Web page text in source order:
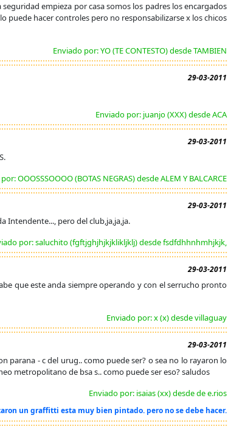
empieza por casa somos los padres los encargados
puede hacer controles pero no responsabilizarse x los chicos
Enviado por: YO (TE CONTESTO) desde TAMBIEN
29-03-2011
Enviado por: juanjo (XXX) desde ACA
29-03-2011
OOOSSSOOOO (BOTAS NEGRAS) desde ALEM Y BALCARCE
29-03-2011
Intendente..., pero del club,ja,ja,ja.
por: saluchito (fgftjghjhjkjklikljklj) desde fsdfdhhnhmhjkjk,
29-03-2011
que este anda siempre operando y con el serrucho pronto
Enviado por: x (x) desde villaguay
29-03-2011
parana - c del urug.. como puede ser? o sea no lo rayaron lo
metropolitano de bsa s.. como puede ser eso? saludos
Enviado por: isaias (xx) desde de e.rios
un graffitti esta muy bien pintado. pero no se debe hacer.